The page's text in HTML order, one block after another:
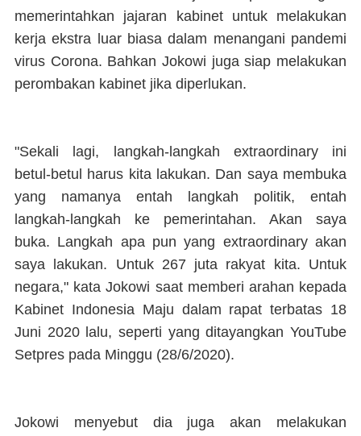
memerintahkan jajaran kabinet untuk melakukan
kerja ekstra luar biasa dalam menangani pandemi
virus Corona. Bahkan Jokowi juga siap melakukan
perombakan kabinet jika diperlukan.
"Sekali lagi, langkah-langkah extraordinary ini
betul-betul harus kita lakukan. Dan saya membuka
yang namanya entah langkah politik, entah
langkah-langkah ke pemerintahan. Akan saya
buka. Langkah apa pun yang extraordinary akan
saya lakukan. Untuk 267 juta rakyat kita. Untuk
negara," kata Jokowi saat memberi arahan kepada
Kabinet Indonesia Maju dalam rapat terbatas 18
Juni 2020 lalu, seperti yang ditayangkan YouTube
Setpres pada Minggu (28/6/2020).
Jokowi menyebut dia juga akan melakukan